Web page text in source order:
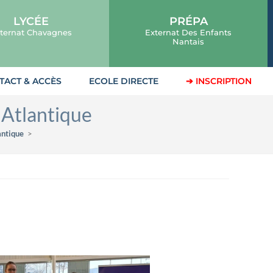
LYCÉE
Chavagnes
PRÉPA
Externat Des Enfants
Nantais
& ACCÈS ECOLE DIRECTE ➔ INSCRIPTION
>